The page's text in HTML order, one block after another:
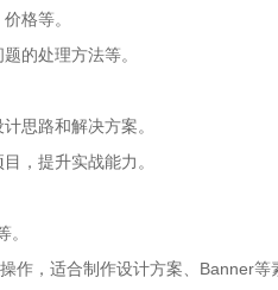
格等。
的处理方法等。
思路和解决方案。
，提升实战能力。
。
作，适合制作设计方案、Banner等